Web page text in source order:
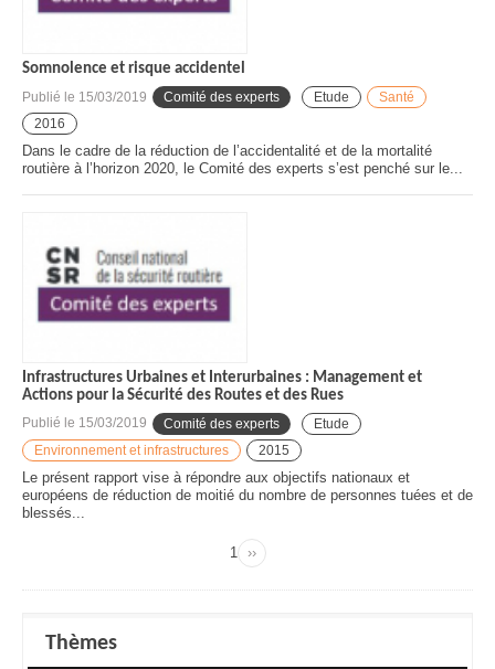
Somnolence et risque accidentel
Publié le 15/03/2019 Comité des experts Etude
Santé
2016
Dans le cadre de la réduction de l’accidentalité et de la mortalité
routière à l’horizon 2020, le Comité des experts s’est penché sur le...
Infrastructures Urbaines et Interurbaines : Management et
Actions pour la Sécurité des Routes et des Rues
Publié le 15/03/2019 Comité des experts
Etude
Environnement et infrastructures
2015
Le présent rapport vise à répondre aux objectifs nationaux et
européens de réduction de moitié du nombre de personnes tuées et de
blessés...
Pagination
Page
1
Page
››
Thèmes